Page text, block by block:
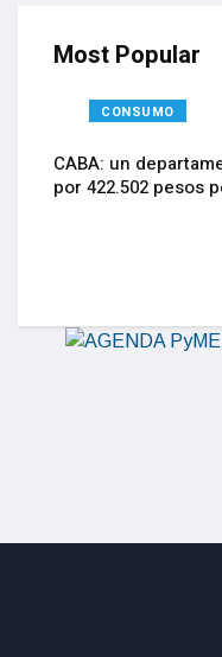
Most Popular
CONSUMO
CABA: un
por 422.502 pesos